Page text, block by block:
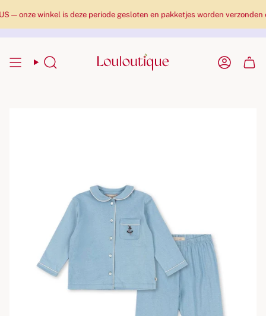
onze winkel is deze periode gesloten en pakketjes worden verzonden
Zoekopdracht